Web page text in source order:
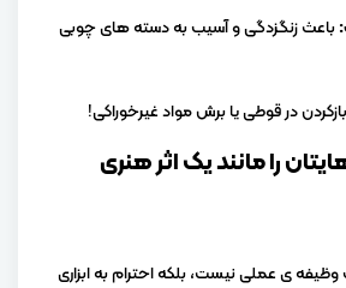
باعث زنگزدگی و آسیب به دسته های چوبی
در قوطی یا برش مواد غیرخوراکی!
را مانند یک اثر هنری
وظیفه ی عملی نیست، بلکه احترام به ابزاری